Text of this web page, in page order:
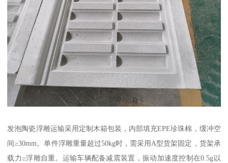
发泡陶瓷浮雕运输采用定制木箱包装，内部填充EPE珍珠棉，缓冲空
间≥30mm。单件浮雕重量超过50kg时，需采用A型货架固定，货架承
载力≥浮雕自重。运输车辆配备减震装置，振动加速度控制在0.5g以